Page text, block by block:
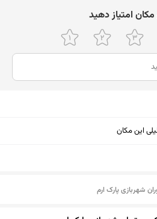
اﻣﺘﯿﺎز دﻫﯿﺪ
این مکان
شهربازی پارک ارم